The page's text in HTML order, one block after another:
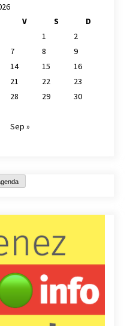
V S
D
1
2
7 8
9
14 15
16
21 22
23
28 29
30
Sep »